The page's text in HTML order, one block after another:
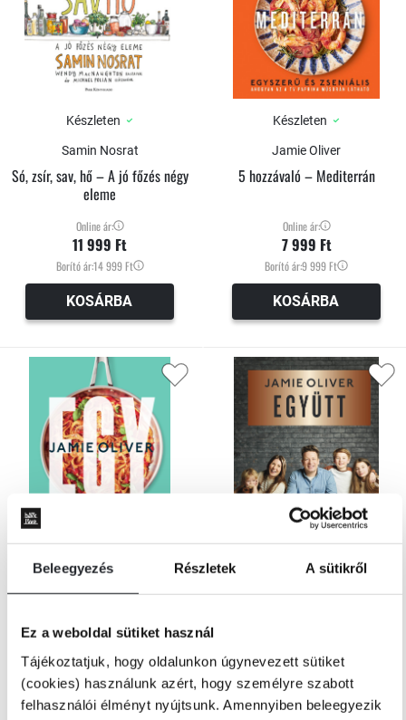
Beleegyezés Részletek A sütikről
Ez a weboldal sütiket használ
Tájékoztatjuk, hogy oldalunkon úgynevezett sütiket
(cookies) használunk azért, hogy személyre szabott
felhasználói élményt nyújtsunk. Amennyiben beleegyezik
Készleten
Samin Nosrat
Só, zsír, sav, hő – A jó főzés négy
eleme
Online ár:
11 999 Ft
Borító ár:14 999 Ft
KOSÁRBA
Készleten
Jamie Oliver
5 hozzávaló – Mediterrán
Online ár:
7 999 Ft
Borító ár:9 999 Ft
KOSÁRBA
Utolsó darabok
Jamie Oliver
Online ár:
6 399 Ft
Borító ár:7 999 Ft
Utolsó darabok
Jamie Oliver
Online ár:
6 399 Ft
Borító ár: 7 999 Ft